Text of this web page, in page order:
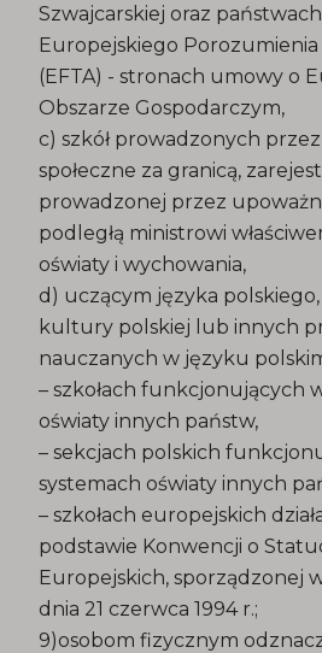
Szwajcarskiej oraz
Europejskiego
(EFTA) - stronach umowy o
Obszarze Gospodarczym,
c) szkół prowadzonych
społeczne za granicą,
prowadzonej przez
podległą ministrowi
oświaty i wychowania,
d) uczącym języka
kultury polskiej lub innych
nauczanych w języku
– szkołach funkcjonujących
oświaty innych państw,
– sekcjach polskich
systemach oświaty innych
– szkołach europejskich
podstawie Konwencji o
Europejskich, sporządzonej
dnia 21 czerwca 1994 r.;
9)osobom fizycznym